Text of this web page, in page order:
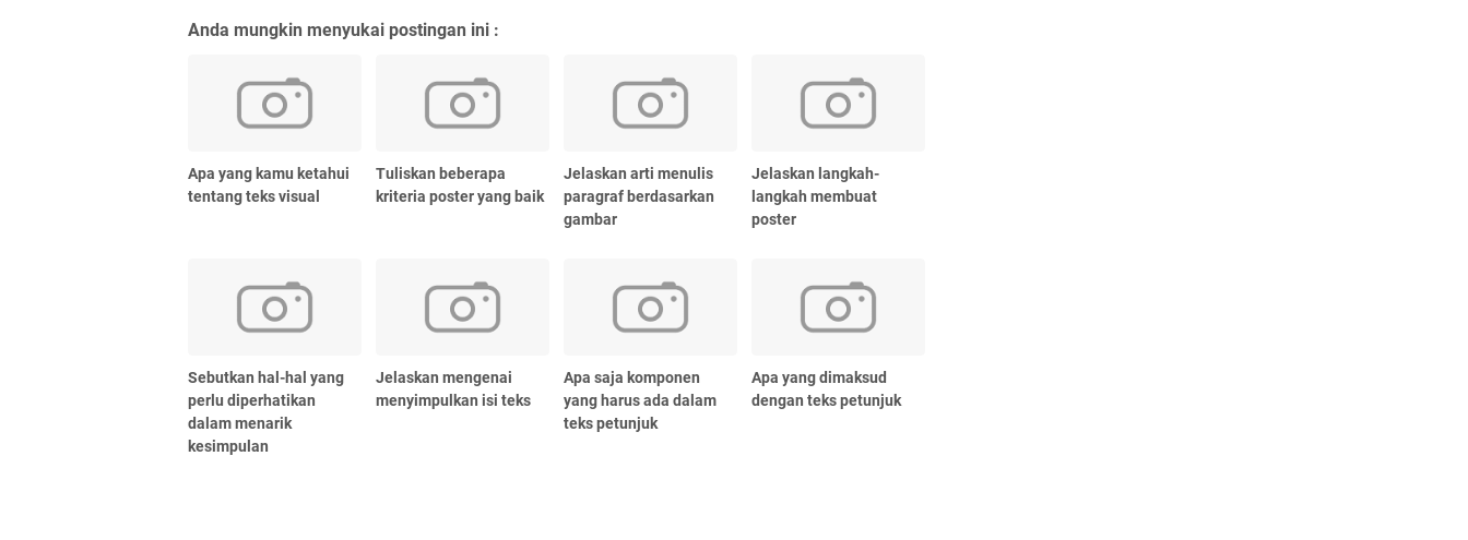
Anda mungkin menyukai postingan ini :
Apa yang kamu ketahui
tentang teks visual
Tuliskan beberapa
kriteria poster yang baik
Jelaskan arti menulis
paragraf berdasarkan
gambar
Jelaskan langkah-
langkah membuat
poster
Sebutkan hal-hal yang
perlu diperhatikan
dalam menarik
kesimpulan
Jelaskan mengenai
menyimpulkan isi teks
Apa saja komponen
yang harus ada dalam
teks petunjuk
Apa yang dimaksud
dengan teks petunjuk